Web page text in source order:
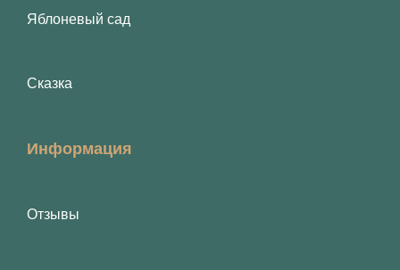
Яблоневый сад
Сказка
Информация
Отзывы